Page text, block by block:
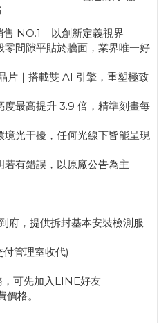
NO.1｜以創新定義視界
零間隙平貼於牆面，業界唯一好
片｜搭載雙 AI 引擎，重塑極致
度最高提升 3.9 倍，精準刻畫每
境光干擾，任何光線下皆能呈現
有錯誤，以原廠公告為主
府，提供拆封基本安裝檢測服
管理室收代)
可先加入LINE好友
格。